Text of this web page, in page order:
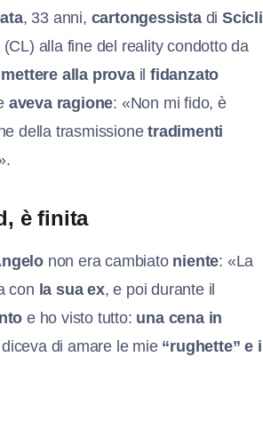
, 33 anni, cartongessistadiScicli
(CL) alla fine del reality condotto da
mettere alla provailfidanzato
aveva ragione: «Non mi fido, è
della trasmissionetradimenti
è finita
non era cambiato niente: «La
con la sua ex, e poi durante il
e ho visto tutto: una cena in
di amare le mie “rughette” e i